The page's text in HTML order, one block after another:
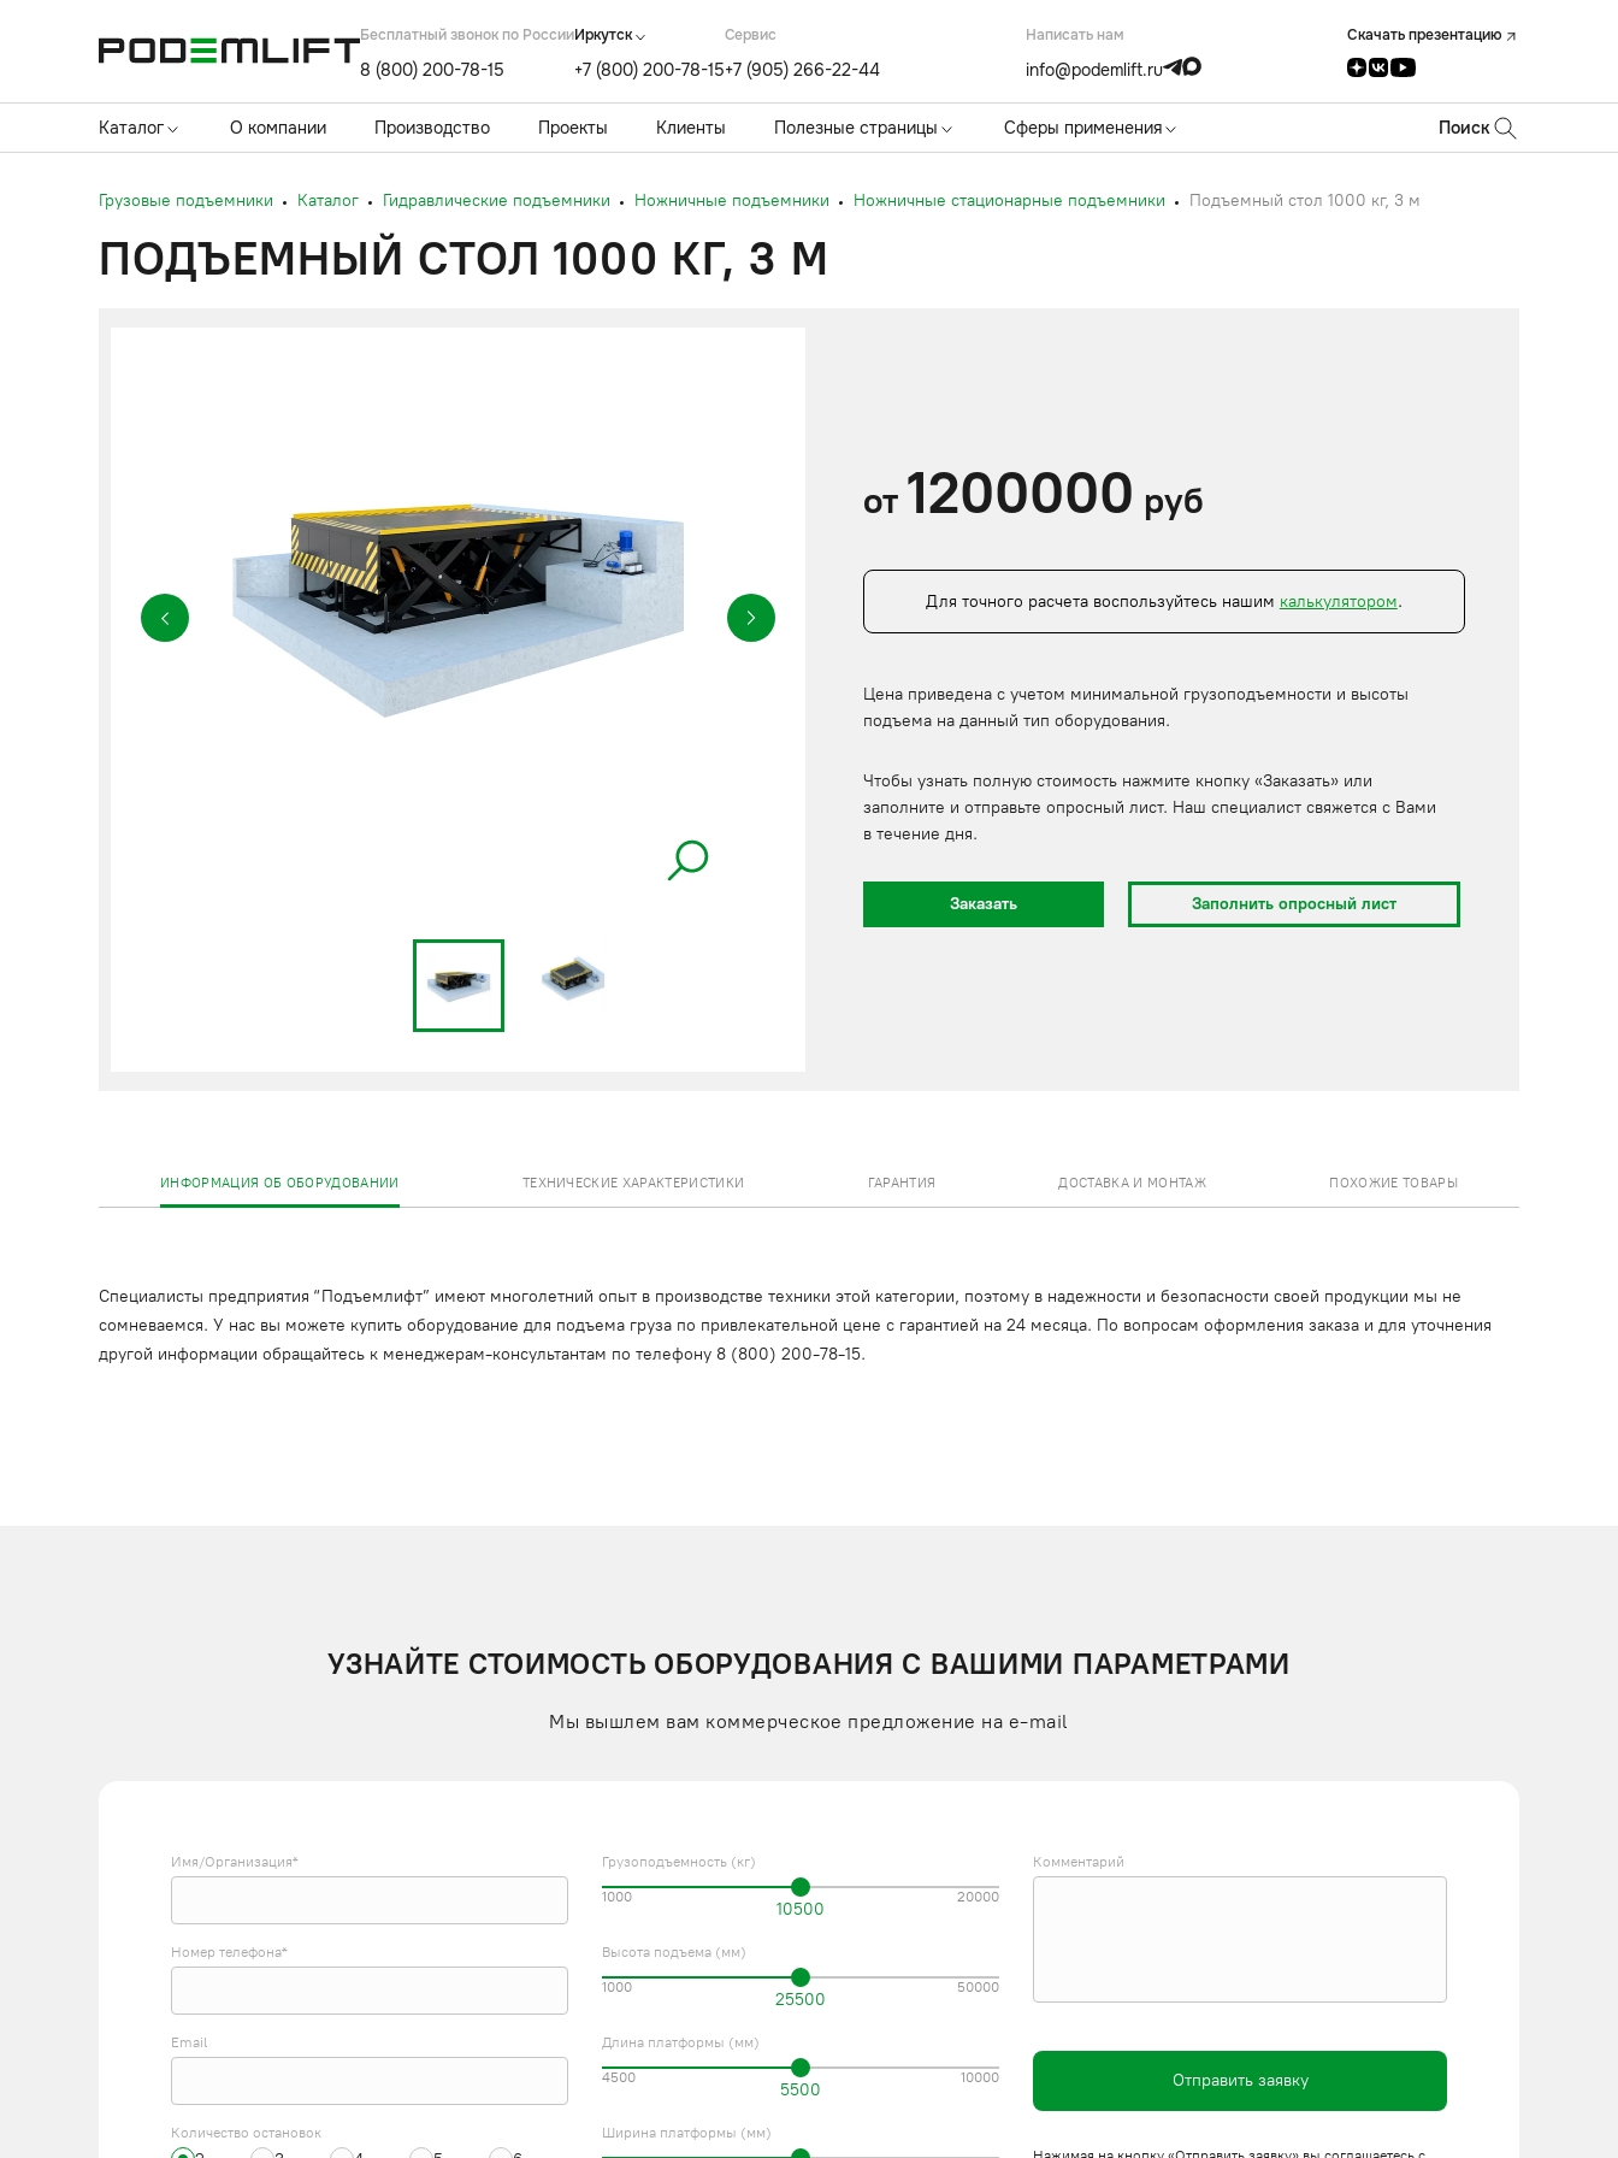
Бесплатный звонок по России
8 (800) 200-78-15
Иркутск
+7 (800) 200-78-15
Cервис
+7 (905) 266-22-44
Написать нам
info@podemlift.ru
Скачать презентацию
Каталог О компании Производство Проекты Клиенты Полезные страницы Сферы применения Поиск
Грузовые подъемники Каталог Гидравлические подъемники Ножничные подъемники Ножничные стационарные подъемники Подъемный стол 1000 кг, 3 м
ПОДЪЕМНЫЙ СТОЛ 1000 КГ, 3 М
от 1200000 руб
Для точного расчета воспользуйтесь нашим калькулятором.
Цена приведена с учетом минимальной грузоподъемности и высоты
подъема на данный тип оборудования.
Чтобы узнать полную стоимость нажмите кнопку «Заказать» или
заполните и отправьте опросный лист. Наш специалист свяжется с Вами
в течение дня.
Заказать Заполнить опросный лист
ИНФОРМАЦИЯ ОБ ОБОРУДОВАНИИ ТЕХНИЧЕСКИЕ ХАРАКТЕРИСТИКИ ГАРАНТИЯ ДОСТАВКА И МОНТАЖ ПОХОЖИЕ ТОВАРЫ
Специалисты предприятия “Подъемлифт” имеют многолетний опыт в производстве техники этой категории, поэтому в надежности и безопасности своей продукции мы не
сомневаемся. У нас вы можете купить оборудование для подъема груза по привлекательной цене с гарантией на 24 месяца. По вопросам оформления заказа и для уточнения
другой информации обращайтесь к менеджерам-консультантам по телефону 8 (800) 200-78-15.
УЗНАЙТЕ СТОИМОСТЬ ОБОРУДОВАНИЯ С ВАШИМИ ПАРАМЕТРАМИ
Мы вышлем вам коммерческое предложение на e-mail
Имя/Организация*
Номер телефона*
Email
Количество остановок
Грузоподъемность (кг)
10500
1000 20000
Высота подъема (мм)
25500
1000 50000
Длина платформы (мм)
5500
4500 10000
Ширина платформы (мм)
Комментарий
Отправить заявку